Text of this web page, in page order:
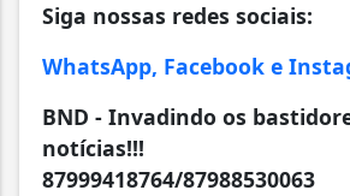
Siga nossas redes sociais:
WhatsApp, Facebook e
BND - Invadindo os
notícias!!!
87999418764/87988530063